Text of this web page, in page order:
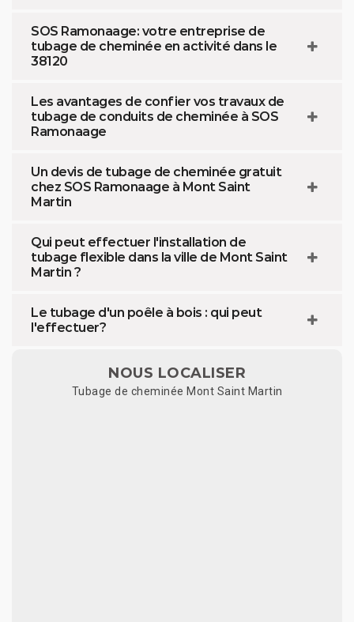
SOS Ramonaage: votre entreprise de
tubage de cheminée en activité dans le
38120
Les avantages de confier vos travaux de
tubage de conduits de cheminée à SOS
Ramonaage
Un devis de tubage de cheminée gratuit
chez SOS Ramonaage à Mont Saint
Martin
Qui peut effectuer l'installation de
tubage flexible dans la ville de Mont Saint
Martin ?
Le tubage d'un poêle à bois : qui peut
l'effectuer?
NOUS LOCALISER
Tubage de cheminée Mont Saint Martin